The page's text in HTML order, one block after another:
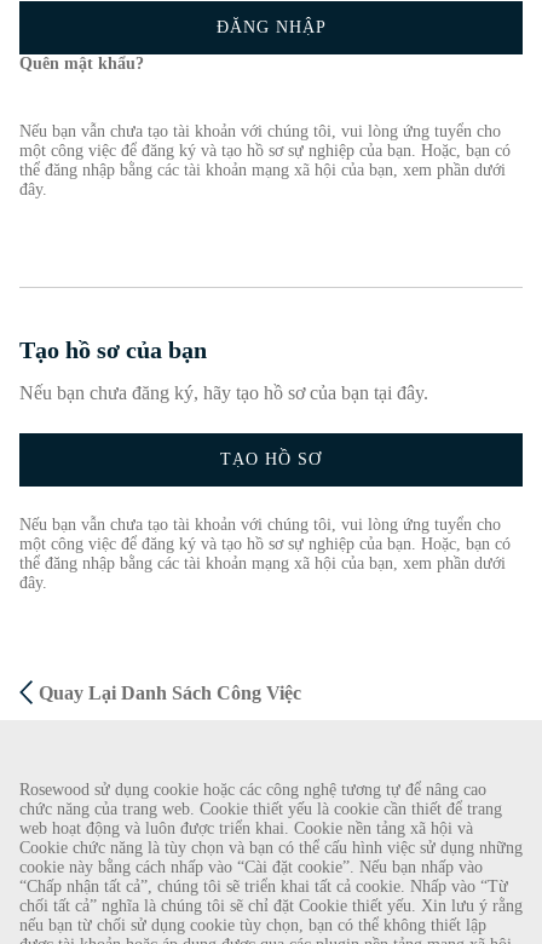
Rosewood sử dụng cookie hoặc các công nghệ tương tự để nâng cao
chức năng của trang web. Cookie thiết yếu là cookie cần thiết để trang
web hoạt động và luôn được triển khai. Cookie nền tảng xã hội và
Cookie chức năng là tùy chọn và bạn có thể cấu hình việc sử dụng những
cookie này bằng cách nhấp vào “Cài đặt cookie”. Nếu bạn nhấp vào
“Chấp nhận tất cả”, chúng tôi sẽ triển khai tất cả cookie. Nhấp vào “Từ
chối tất cả” nghĩa là chúng tôi sẽ chỉ đặt Cookie thiết yếu. Xin lưu ý rằng
nếu bạn từ chối sử dụng cookie tùy chọn, bạn có thể không thiết lập
ĐĂNG NHẬP
Quên mật khẩu?
Nếu bạn vẫn chưa tạo tài khoản với chúng tôi, vui lòng ứng tuyển cho
một công việc để đăng ký và tạo hồ sơ sự nghiệp của bạn. Hoặc, bạn có
thể đăng nhập bằng các tài khoản mạng xã hội của bạn, xem phần dưới
đây.
Tạo hồ sơ của bạn
Nếu bạn chưa đăng ký, hãy tạo hồ sơ của bạn tại đây.
TẠO HỒ SƠ
Nếu bạn vẫn chưa tạo tài khoản với chúng tôi, vui lòng ứng tuyển cho
một công việc để đăng ký và tạo hồ sơ sự nghiệp của bạn. Hoặc, bạn có
thể đăng nhập bằng các tài khoản mạng xã hội của bạn, xem phần dưới
đây.
Quay Lại Danh Sách Công Việc
CẢNH BÁO GIAN LẬN
Chúng tôi đã được biết về một vụ lừa đảo gần đây, theo đó các cá nhân giả làm nhà
tuyển dụng đang cung cấp hợp đồng lao động cho Rosewood Hotel Group. Những lời
gạ gẫm này được thực hiện bởi những người sử dụng tài khoản e-mail dựa trên web có
tên Rosewood. Cá nhân được yêu cầu cung cấp bản sao giấy tờ tùy thân cá nhân của
mình và gửi tiền để hoàn tất quy trình tuyển dụng. Những lời đề nghị này là gian lận.